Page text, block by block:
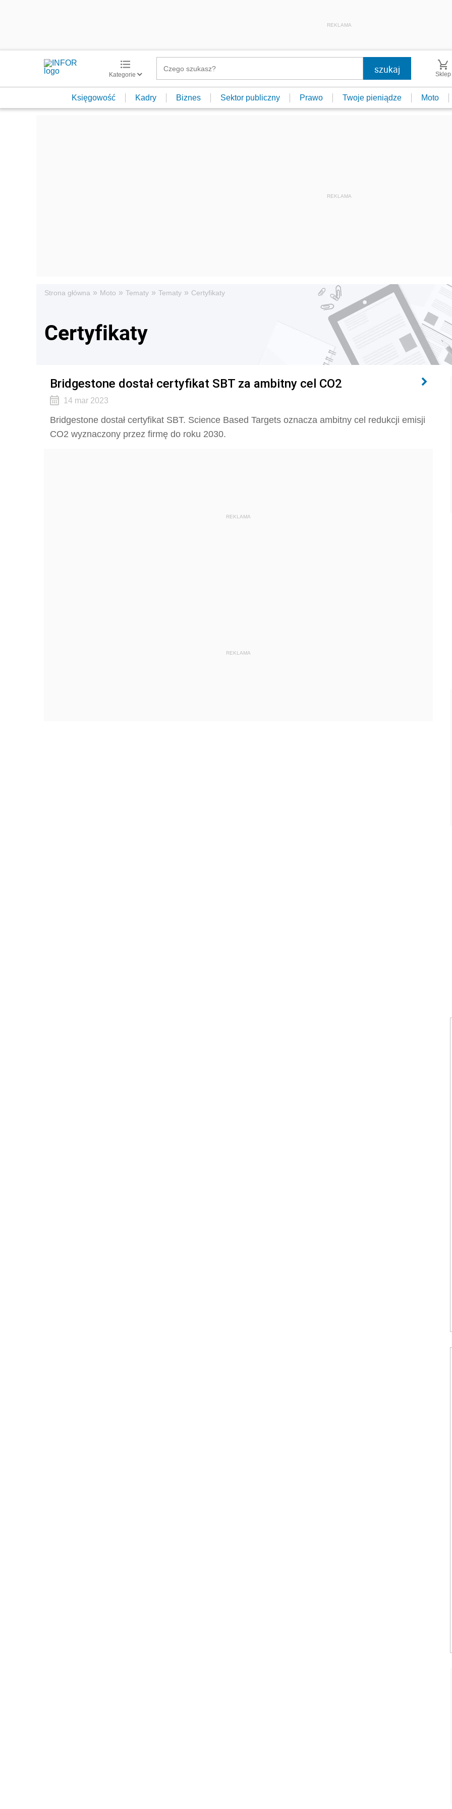
REKLAMA
Kategorie Sklep
Księgowość Kadry Biznes Sektor publiczny Prawo Twoje pieniądze Moto
Strona główna » Moto » Tematy » Tematy » Certyfikaty
Certyfikaty
Bridgestone dostał certyfikat SBT za ambitny cel CO2
14 mar 2023
Bridgestone dostał certyfikat SBT. Science Based Targets oznacza ambitny cel redukcji emisji
CO2 wyznaczony przez firmę do roku 2030.
REKLAMA
REKLAMA